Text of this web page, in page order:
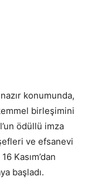
konumunda,
birleşimini
ödüllü imza
ve efsanevi
Kasım’dan
başladı.